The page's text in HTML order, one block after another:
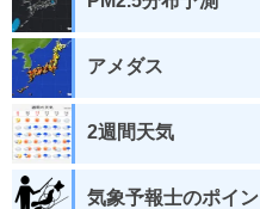
アメダス
2週間天気
気象予報士のポイ